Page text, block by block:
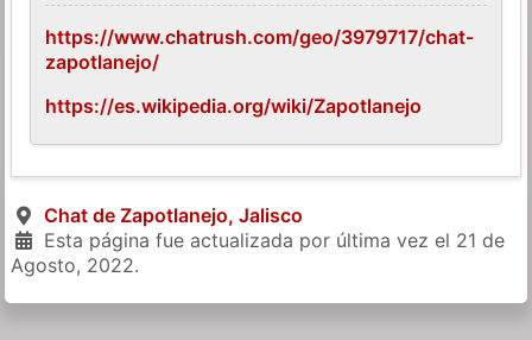
https://www.chatrush.com/geo/3979717/chat-
zapotlanejo/
https://es.wikipedia.org/wiki/Zapotlanejo
Chat de Zapotlanejo, Jalisco
Esta página fue actualizada por última vez el 21 de
Agosto, 2022.